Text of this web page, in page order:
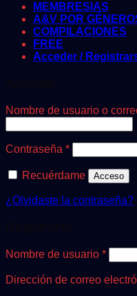
MEMBRESIAS
A&V POR
COMPILACIONES
FREE
Acceder /
Nombre de usuario o
Contraseña *Obligatorio
Recuérdame Acceso
¿Olvidaste la contraseña?
Nombre de usuario *
Dirección de correo